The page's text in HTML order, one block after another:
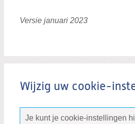
Versie januari 2023
Wijzig uw cookie-
Je kunt je cookie-instellingen